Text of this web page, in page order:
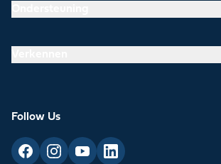
Follow Us